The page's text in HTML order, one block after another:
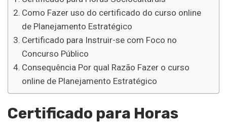
Como Fazer uso do certificado do curso online
de Planejamento Estratégico
Certificado para Instruir-se com Foco no
Concurso Público
Consequência Por qual Razão Fazer o curso
online de Planejamento Estratégico
Certificado para Horas